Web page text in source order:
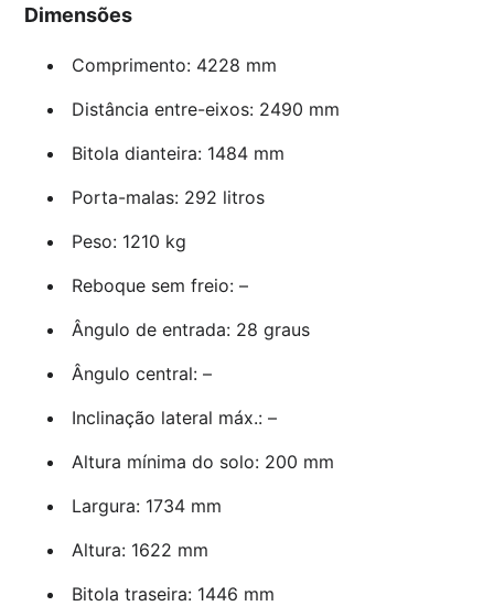
Dimensões
Comprimento: 4228 mm
Distância entre-eixos: 2490 mm
Bitola dianteira: 1484 mm
Porta-malas: 292 litros
Peso: 1210 kg
Reboque sem freio: –
Ângulo de entrada: 28 graus
Ângulo central: –
Inclinação lateral máx.: –
Altura mínima do solo: 200 mm
Largura: 1734 mm
Altura: 1622 mm
Bitola traseira: 1446 mm